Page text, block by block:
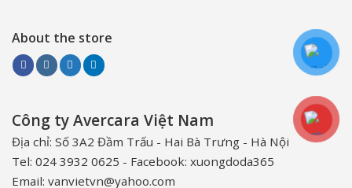
About the store
Công ty Avercara Việt Nam
Địa chỉ: Số 3A2 Đầm Trấu - Hai Bà Trưng - Hà Nội
Tel: 024 3932 0625 - Facebook: xuongdoda365
Email: vanvietvn@yahoo.com